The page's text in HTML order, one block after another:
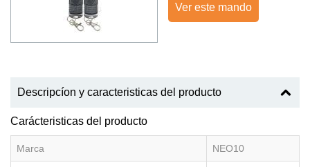
Ver este mando
Descripcíon y caracteristicas del producto
Carácteristicas del producto
Marca NEO10